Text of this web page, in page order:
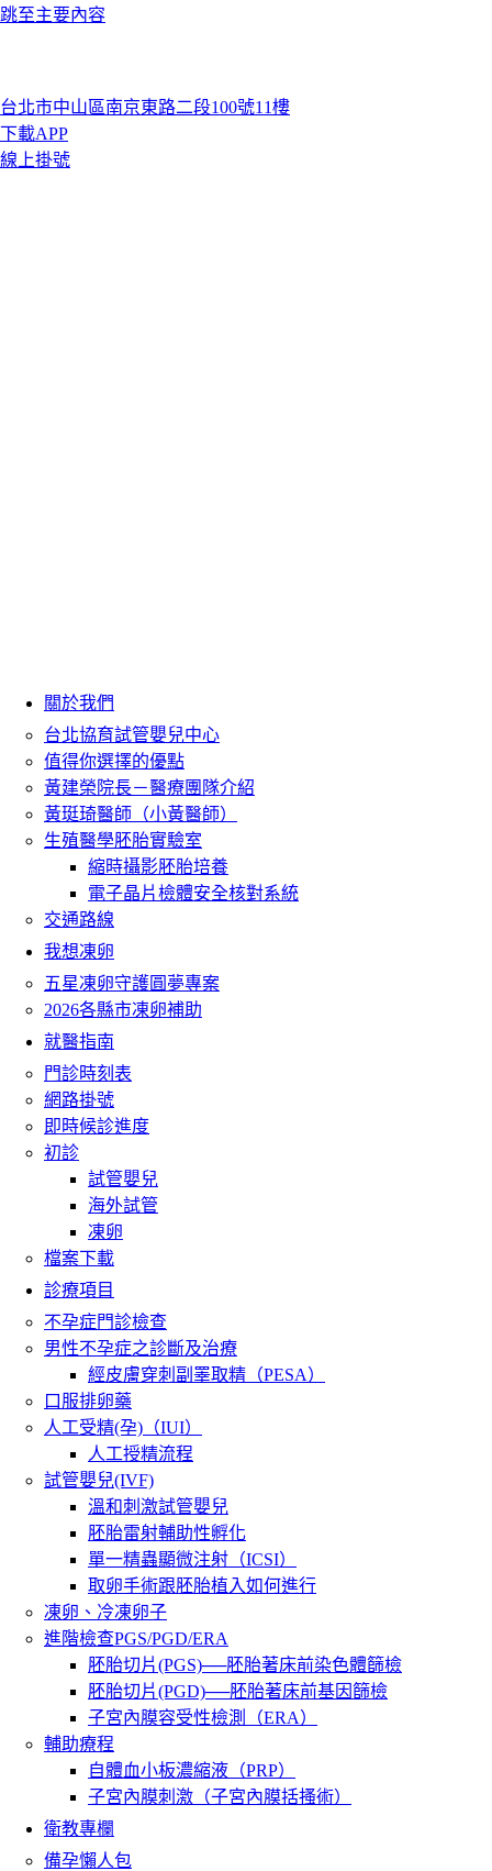
跳至主要內容
台北市中山區南京東路二段100號11樓
下載APP
線上掛號
關於我們
台北協育試管嬰兒中心
值得你選擇的優點
黃建榮院長－醫療團隊介紹
黃珽琦醫師（小黃醫師）
生殖醫學胚胎實驗室
縮時攝影胚胎培養
電子晶片檢體安全核對系統
交通路線
我想凍卵
五星凍卵守護圓夢專案
2026各縣市凍卵補助
就醫指南
門診時刻表
網路掛號
即時候診進度
初診
試管嬰兒
海外試管
凍卵
檔案下載
診療項目
不孕症門診檢查
男性不孕症之診斷及治療
經皮膚穿刺副睪取精（PESA）
口服排卵藥
人工受精(孕)（IUI）
人工授精流程
試管嬰兒(IVF)
溫和刺激試管嬰兒
胚胎雷射輔助性孵化
單一精蟲顯微注射（ICSI）
取卵手術跟胚胎植入如何進行
凍卵、冷凍卵子
進階檢查PGS/PGD/ERA
胚胎切片(PGS)──胚胎著床前染色體篩檢
胚胎切片(PGD)──胚胎著床前基因篩檢
子宮內膜容受性檢測（ERA）
輔助療程
自體血小板濃縮液（PRP）
子宮內膜刺激（子宮內膜括搔術）
衛教專欄
備孕懶人包